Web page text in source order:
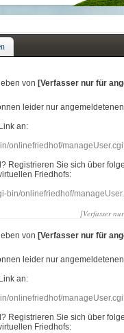
von [Verfasser nur für
leider nur
an:
onlinefriedhof/
Registrieren Sie sich über
Friedhofs:
bin/onlinefriedhof/
[Verfasser
von [Verfasser nur für
leider nur
an:
onlinefriedhof/
Registrieren Sie sich über
Friedhofs: